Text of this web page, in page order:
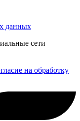
данных
сети
на обработку